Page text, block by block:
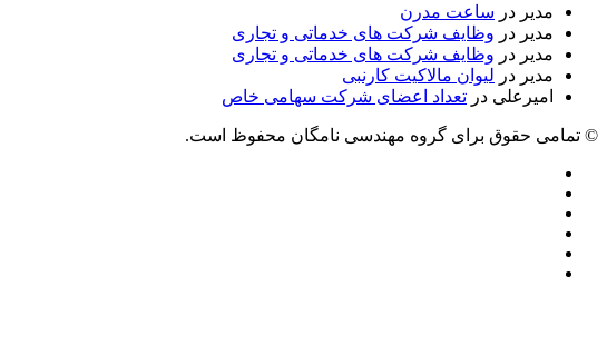
مدیر در ساعت مدرن
مدیر در وظایف شرکت های خدماتی و تجاری
مدیر در وظایف شرکت های خدماتی و تجاری
مدیر در لیوان مالاکیت کارنبی
امیرعلی در تعداد اعضای شرکت سهامی خاص
© تمامی حقوق برای گروه مهندسی نامگان محفوظ است.